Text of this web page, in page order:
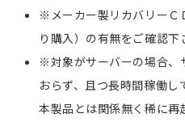
※メーカー製リカバリーＣ
り購入）の有無をご確認下
※対象がサーバーの場合、
おらず、且つ長時間稼働し
本製品とは関係無く稀に再